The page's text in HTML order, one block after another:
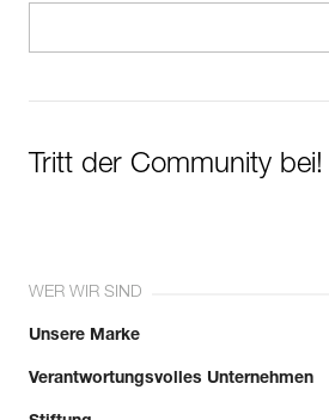
Tritt der Community bei!
WER WIR SIND
Unsere Marke
Verantwortungsvolles Unternehmen